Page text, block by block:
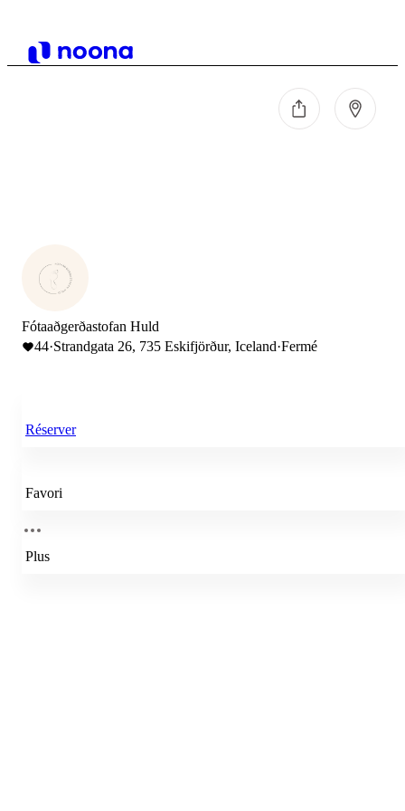
Fótaaðgerðastofan Huld
44·Strandgata 26, 735 Eskifjörður, Iceland·Fermé
Réserver
Favori
Plus